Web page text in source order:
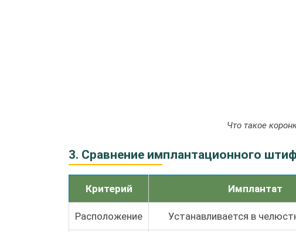
Что такое
3. Сравнение имплантационного
Критерий Имплантат
Расположение Устанавливается в